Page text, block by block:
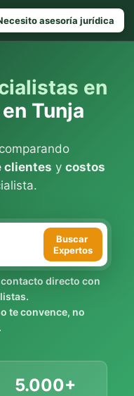
asesoría jurídica
en
en Tunja
clientes y costos
Buscar
Expertos
directo con
te convence, no
5.000+